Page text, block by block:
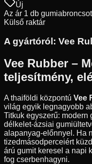
Új
Az ár 1 db
Külső raktár
A gyártóról: Vee
Vee Rubber –
teljesítmény,
A thaiföldi központú Vee
világ egyik legnagyobb
Titkuk egyszerű: modern
délkelet-ázsiai
alapanyag-előnnyel. Ha
tizedmásodperceiért
árú gumit keresel a napi
fog cserbenhagyni.